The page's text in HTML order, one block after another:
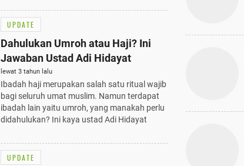
UPDATE
Dahulukan Umroh atau Haji? Ini
Jawaban Ustad Adi Hidayat
lewat 3 tahun lalu
Ibadah haji merupakan salah satu ritual wajib
bagi seluruh umat muslim. Namun terdapat
ibadah lain yaitu umroh, yang manakah perlu
didahulukan? Ini kaya ustad Adi Hidayat
UPDATE